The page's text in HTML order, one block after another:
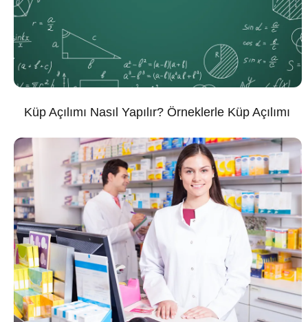
Küp Açılımı Nasıl Yapılır? Örneklerle Küp Açılımı